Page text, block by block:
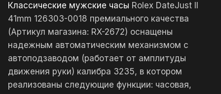
Классические мужские часы Rolex DateJust II
41mm 126303-0018 премиального качества
(Артикул магазина: RX-2672) оснащены
надежным автоматическим механизмом с
автоподзаводом (работает от амплитуды
движения руки) калибра 3235, в котором
реализованы следующие функции: часовая,